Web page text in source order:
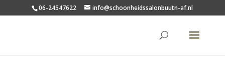
06-24547622 info@schoonheidssalonbuutn-af.nl